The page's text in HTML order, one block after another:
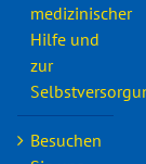
medizinischer
Hilfe und
zur
Besuchen